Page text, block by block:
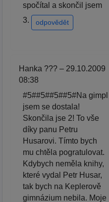
spočítal a skončil jsem
3.
odpovědět
Hanka ??? – 29.10.2009
08:38
#5##5##5##5#Na gimpl
jsem se dostala!
Skončila jse 2! To vše
díky panu Petru
Husarovi. Tímto bych
mu chtěla pogratulovat.
Kdybych neměla knihy,
které vydal Petr Husar,
tak bych na Keplerově
gimnázium nebila. Moje